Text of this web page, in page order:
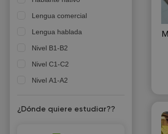
Lengua comercial
Lengua hablada
Nivel B1-B2
Nivel C1-C2
Nivel А1-А2
selectividad)
¿Dónde quiere estudiar??